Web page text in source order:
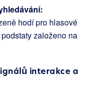
hodí pro hlasové
založeno na
interakce a